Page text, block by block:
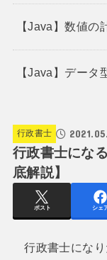
【Java】数値の
【Java】データ
行政書士
行政書士にな
底解説】
ポスト シェ
行政書士になり